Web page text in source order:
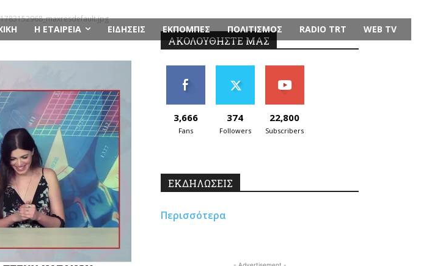
Η ΕΤΑΙΡΕΙΑ ΕΙΔΗΣΕΙΣ ΕΚΠΟΜΠΕΣ ΠΟΛΙΤΙΣΜΟΣ RADIO TRT WEB TV
1783152968_maxresdefault.jpg
ΑΚΟΛΟΥΘΗΣΤΕ ΜΑΣ
3,666
Fans
374
Followers
22,800
Subscribers
ΕΚΔΗΛΩΣΕΙΣ
Περισσότερα